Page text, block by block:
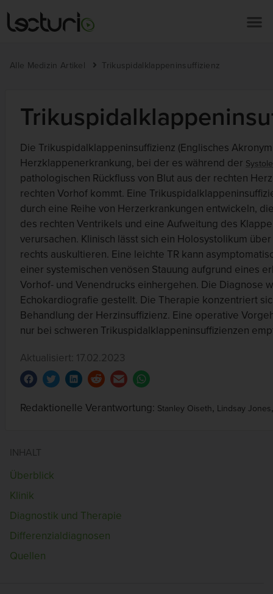
Alle Medizin Artikel Trikuspidalklappeninsuffizienz
Die Trikuspidalklappeninsuffizienz (Englisches
Herzklappenerkrankung, bei der es während der Systole
pathologischen Rückfluss von Blut aus der rechten
rechten Vorhof kommt. Eine
durch eine Reihe von Herzerkrankungen entwickeln,
des rechten Ventrikels und eine Aufweitung des
verursachen. Klinisch lässt sich ein Holosystolikum über
rechts auskultieren. Eine leichte TR kann
einer systemischen venösen Stauung aufgrund eines
Vorhof- und Venendrucks einhergehen. Die Diagnose
Echokardiografie gestellt. Die Therapie konzentriert
Behandlung der Herzinsuffizienz. Eine operative
nur bei schweren Trikuspidalklappeninsuffizienzen
Aktualisiert: 17.02.2023
Redaktionelle Verantwortung: Stanley Oiseth, Lindsay Jones
INHALT
Überblick
Klinik
Diagnostik und Therapie
Differenzialdiagnosen
Quellen